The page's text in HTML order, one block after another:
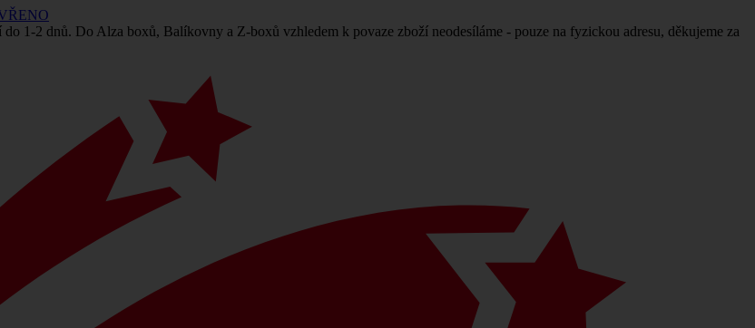
1-2 dnů. Do Alza boxů, Balíkovny a Z-boxů vzhledem k povaze zboží neodesíláme - pouze na fyzickou adresu, děkujeme za